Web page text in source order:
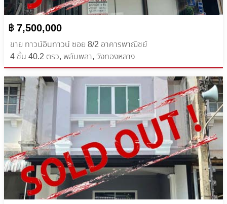
฿ 7,500,000
ขาย ทาวน์อินทาวน์ ซอย 8/2 อาคารพาณิชย์
4 ชั้น 40.2 ตรว, พลับพลา, วังทองหลาง